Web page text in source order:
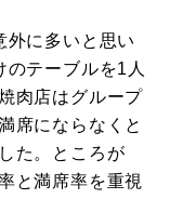
外に多いと思い
テーブルを1人
肉店はグループ
席にならなくと
た。ところが
と満席率を重視